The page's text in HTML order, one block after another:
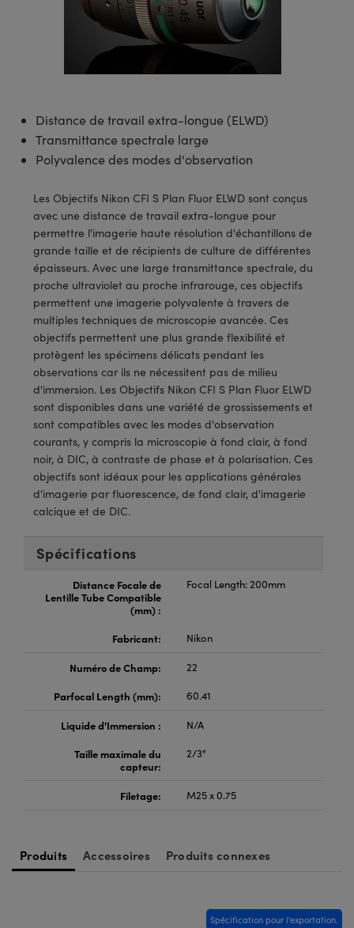
Optiques de SCHOTT
Optiques Traités par
Ionique
Diffractifs (DOE)
Optiques
de Faisceaux Laser
Microscopie Laser
Optomécaniques
: Optomécanique
de Microscopie
la Microscopie
Microscope
Modulaires Zoom
la Microscopie
Micromètres
de Microscopie
ou Coupleurs
de Poche ou à Mesure Directe
: Microscopie
et
pour Objectifs d’Imagerie
et Composants
pour Caméras
: Caméras
: Test et Détection
: Laboratoire et
par cohérence optique
Development Systems
Optical
Optiques Lightpath®
Labs™
Optiques de SCHOTT
: Laboratoire et
de Série: Mires
de Série: Test et Détection
Test et Détection
: Laboratoire ou
Distance de travail extra-longue (ELWD)
Transmittance spectrale large
Polyvalence des modes d'observation
Les Objectifs Nikon CFI S Plan Fluor ELWD sont conçus
avec une distance de travail extra-longue pour
permettre l'imagerie haute résolution d'échantillons de
grande taille et de récipients de culture de différentes
épaisseurs. Avec une large transmittance spectrale, du
proche ultraviolet au proche infrarouge, ces objectifs
permettent une imagerie polyvalente à travers de
multiples techniques de microscopie avancée. Ces
objectifs permettent une plus grande flexibilité et
protègent les spécimens délicats pendant les
observations car ils ne nécessitent pas de milieu
d'immersion. Les Objectifs Nikon CFI S Plan Fluor ELWD
sont disponibles dans une variété de grossissements et
sont compatibles avec les modes d'observation
courants, y compris la microscopie à fond clair, à fond
noir, à DIC, à contraste de phase et à polarisation. Ces
objectifs sont idéaux pour les applications générales
d'imagerie par fluorescence, de fond clair, d'imagerie
calcique et de DIC.
Spécifications
Distance Focale de
Lentille Tube Compatible
(mm) :
Focal Length: 200mm
Fabricant: Nikon
Numéro de Champ:
22
Parfocal Length (mm):
60.41
Liquide d'Immersion :
N/A
Taille maximale du
capteur:
2/3"
Filetage: M25 x 0.75
Produits Accessoires Produits connexes
Spécification pour l'exportation.